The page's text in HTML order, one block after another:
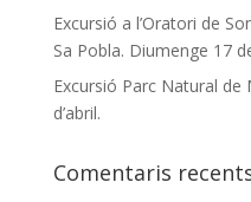
Excursió a l’Oratori de
Sa Pobla. Diumenge 17
Excursió Parc Natural
d’abril.
Comentaris